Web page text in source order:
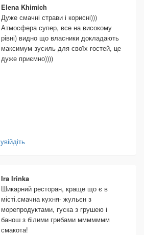
Elena Khimich
Дуже смачні страви і корисні)))
Атмосфера супер, все на високому
рівні) видно що власники докладають
максимум зусиль для своїх гостей, це
дуже приємно))))
увійдіть
Ira Irinka
Шикарний ресторан, краще що є в
місті.смачна кухня- жульєн з
морепродуктами, гуска з грушею і
банош з білими грибами ммммммм
смакота!